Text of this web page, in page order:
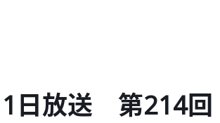
1日放送 第214回